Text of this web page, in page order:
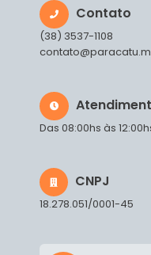
Contato
(38) 3537-1108
Das 08:00hs às
CNPJ
18.278.051/0001-45